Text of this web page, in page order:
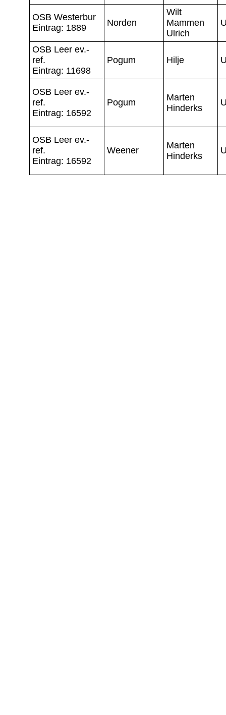
OSB Westerbur
Eintrag: 1889
Norden
Wilt
Mammen
Ulrich
OSB Leer ev.-
ref.
Eintrag: 11698
Pogum Hilje
OSB Leer ev.-
ref.
Eintrag: 16592
Pogum
Marten
Hinderks
OSB Leer ev.-
ref.
Eintrag: 16592
Weener
Marten
Hinderks